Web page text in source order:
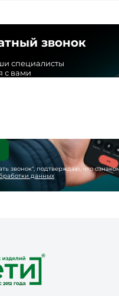
звонок
специалисты
с вами
звонок", подтверждаю, что
данных